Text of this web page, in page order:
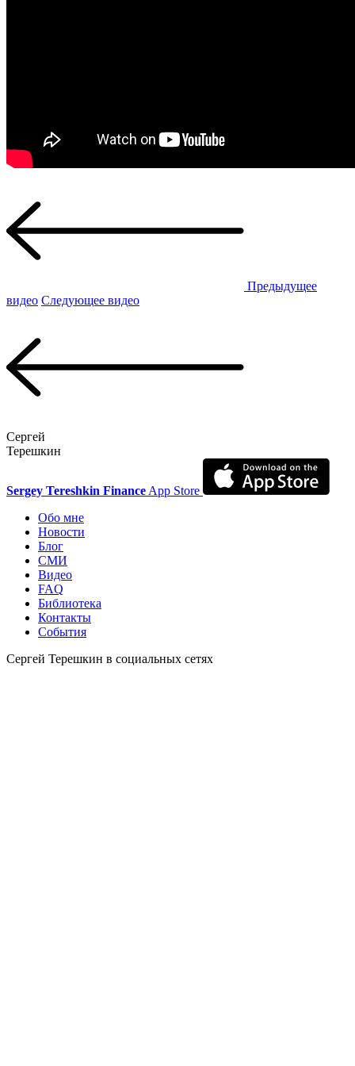
Предыдущее
видео Следующее видео
Сергей
Терешкин
Sergey Tereshkin FinanceApp Store
Обо мне
Новости
Блог
СМИ
Видео
FAQ
Библиотека
Контакты
События
Сергей Терешкин в социальных сетях